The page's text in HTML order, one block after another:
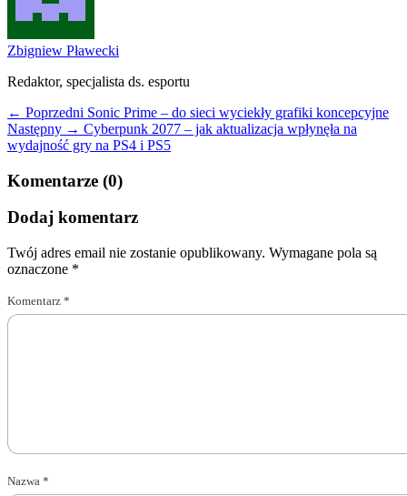
Zbigniew Pławecki
Redaktor, specjalista ds. esportu
← Poprzedni Sonic Prime – do sieci wyciekły grafiki koncepcyjne
Następny → Cyberpunk 2077 – jak aktualizacja wpłynęła na
wydajność gry na PS4 i PS5
Komentarze (0)
Dodaj komentarz
Twój adres email nie zostanie opublikowany. Wymagane pola są
oznaczone *
Komentarz *
Nazwa *